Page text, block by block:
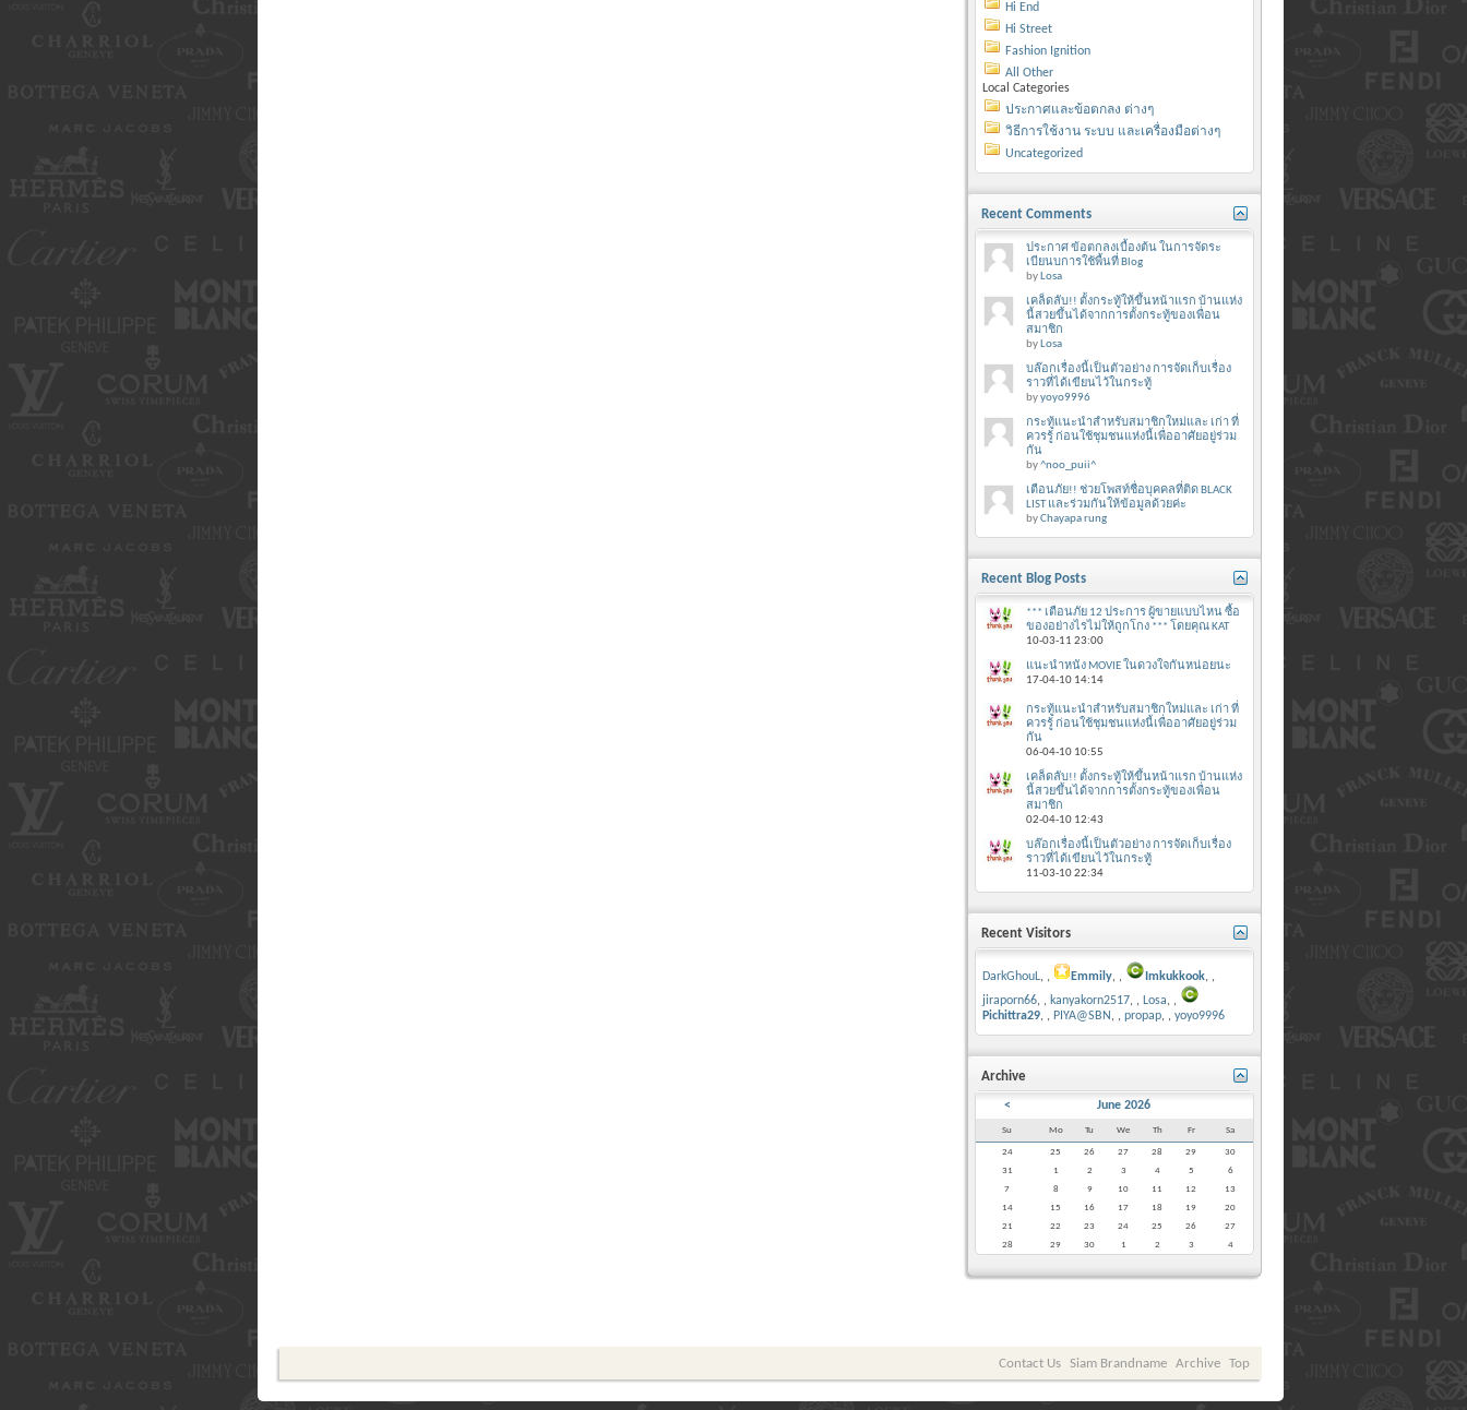
Hi End
Hi Street
Fashion Ignition
All Other
Local Categories
ประกาศและข้อตกลง ต่างๆ
วิธีการใช้งาน ระบบ และเครื่องมือต่างๆ
Uncategorized
Recent Comments
ประกาศ ข้อตกลงเบื้องต้น ในการจัดระ
เบียนบการใช้พื้นที่ Blog
by Losa
เคล็ดลับ!! ตั้งกระทู้ให้ขึ้นหน้าแรก บ้านแห่ง
นี้สวยขึ้นได้จากการตั้งกระทู้ของเพื่อน
สมาชิก
by Losa
บล๊อกเรื่องนี้เป็นตัวอย่าง การจัดเก็บเรื่อง
ราวที่ได้เขียนไว้ในกระทู้
byyoyo9996
กระทู้แนะนำสำหรับสมาชิกใหม่และ เก่า ที่
ควรรู้ ก่อนใช้ชุมชนแห่งนี้เพื่ออาศัยอยู่ร่วม
กัน
by^noo_puii^
เตือนภัย!! ช่วยโพสท์ชื่อบุคคลที่ติด BLACK
LIST และร่วมกันให้ข้อมูลด้วยค่ะ
byChayapa rung
Recent Blog Posts
*** เตือนภัย 12 ประการ ผู้ขายแบบไหน ซื้อ
ของอย่างไรไม่ให้ถูกโกง *** โดยคุณ KAT
10-03-11 23:00
แนะนำหนัง MOVIE ในดวงใจกันหน่อยนะ
17-04-10 14:14
กระทู้แนะนำสำหรับสมาชิกใหม่และ เก่า ที่
ควรรู้ ก่อนใช้ชุมชนแห่งนี้เพื่ออาศัยอยู่ร่วม
กัน
06-04-10 10:55
เคล็ดลับ!! ตั้งกระทู้ให้ขึ้นหน้าแรก บ้านแห่ง
นี้สวยขึ้นได้จากการตั้งกระทู้ของเพื่อน
สมาชิก
02-04-10 12:43
บล๊อกเรื่องนี้เป็นตัวอย่าง การจัดเก็บเรื่อง
ราวที่ได้เขียนไว้ในกระทู้
11-03-1022:34
Recent Visitors
DarkGhouL, Emmily, Imkukkook,
jiraporn66, kanyakorn2517, Losa,
Pichittra29, PIYA@SBN , propap, yoyo9996
Archive
< June 2026
Su Mo Tu We Th Fr Sa
24 25 26 27 28 29
30
31
1 2 3 4 5
6
7
8 9 10 11 12
13
14
15 16 17 18 19
20
21
22 23 24 25 26
27
28
29 30 1 2 3 4
Contact Us Siam Brandname Archive Top